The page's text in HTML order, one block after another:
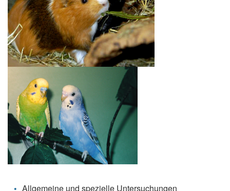
Allgemeine und spezielle Untersuchungen